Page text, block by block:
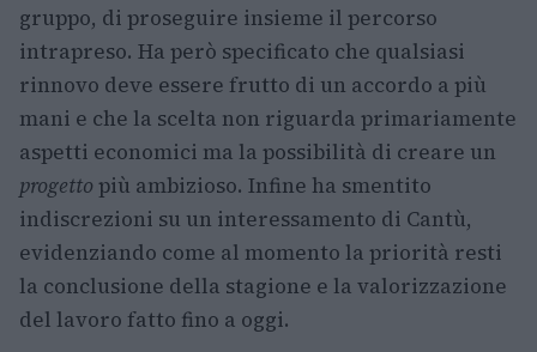
gruppo, di proseguire insieme il percorso
intrapreso. Ha però specificato che qualsiasi
rinnovo deve essere frutto di un accordo a più
mani e che la scelta non riguarda primariamente
aspetti economici ma la possibilità di creare un
progetto più ambizioso. Infine ha smentito
indiscrezioni su un interessamento di Cantù,
evidenziando come al momento la priorità resti
la conclusione della stagione e la valorizzazione
del lavoro fatto fino a oggi.